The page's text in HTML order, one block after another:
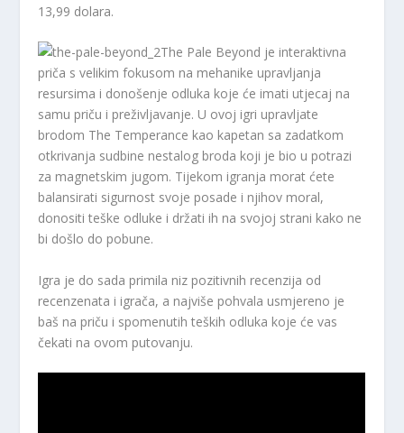
13,99 dolara.
The Pale Beyond je interaktivna
priča s velikim fokusom na mehanike upravljanja
resursima i donošenje odluka koje će imati utjecaj na
samu priču i preživljavanje. U ovoj igri upravljate
brodom The Temperance kao kapetan sa zadatkom
otkrivanja sudbine nestalog broda koji je bio u potrazi
za magnetskim jugom. Tijekom igranja morat ćete
balansirati sigurnost svoje posade i njihov moral,
donositi teške odluke i držati ih na svojoj strani kako ne
bi došlo do pobune.
Igra je do sada primila niz pozitivnih recenzija od
recenzenata i igrača, a najviše pohvala usmjereno je
baš na priču i spomenutih teških odluka koje će vas
čekati na ovom putovanju.